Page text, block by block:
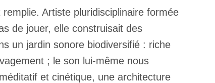
Artiste pluridisciplinaire formée
de jouer, elle construisait des
un jardin sonore biodiversifié : riche
; le son lui-même nous
et cinétique, une architecture